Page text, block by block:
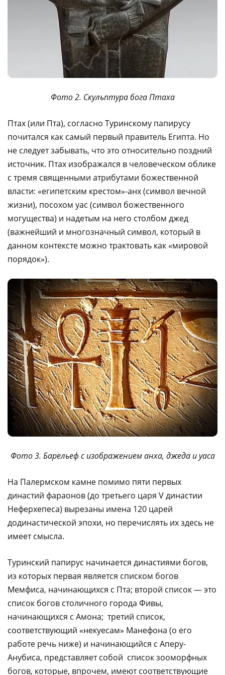
Фото 2. Скульптура бога Птаха
Птах (или Пта), согласно Туринскому папирусу
почитался как самый первый правитель Египта. Но
не следует забывать, что это относительно поздний
источник. Птах изображался в человеческом облике
с тремя священными атрибутами божественной
власти: «египетским крестом»-анх (символ вечной
жизни), посохом уас (символ божественного
могущества) и надетым на него столбом джед
(важнейший и многозначный символ, который в
данном контексте можно трактовать как «мировой
порядок»).
Фото 3. Барельеф с изображением анха, джеда и уаса
На Палермском камне помимо пяти первых
династий фараонов (до третьего царя V династии
Неферхепеса) вырезаны имена 120 царей
додинастической эпохи, но перечислять их здесь не
имеет смысла.
Туринский папирус начинается династиями богов,
из которых первая является списком богов
Мемфиса, начинающихся с Пта; второй список — это
список богов столичного города Фивы,
начинающихся с Амона; третий список,
соответствующий «некуесам» Манефона (о его
работе речь ниже) и начинающийся с Аперу-
Анубиса, представляет собой список зооморфных
богов, которые, впрочем, имеют соответствующие